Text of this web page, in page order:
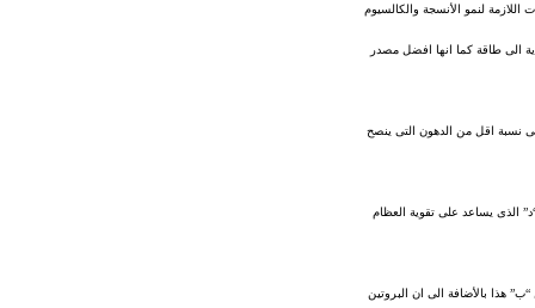
اللازمة لنمو الأنسجة والكالسيوم
الى طاقة كما انها افضل مصدر
نسبة اقل من الدهون التى ينصح
الذى يساعد على تقوية العظام
هذا بالأضافة الى ان البروتين